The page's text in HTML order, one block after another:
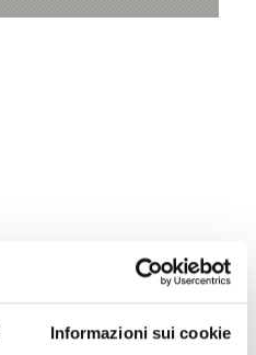
Informazioni sui cookie